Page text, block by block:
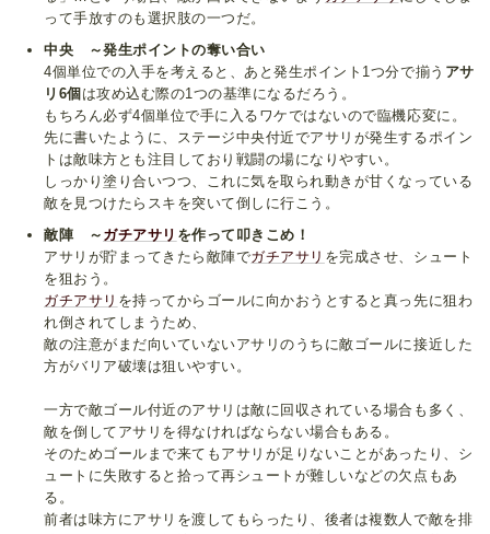
って手放すのも選択肢の一つだ。
中央 ～発生ポイントの奪い合い
4個単位での入手を考えると、あと発生ポイント1つ分で揃う アサ
リ6個 は攻め込む際の1つの基準になるだろう。
もちろん必ず4個単位で手に入るワケではないので臨機応変に。
先に書いたように、ステージ中央付近でアサリが発生するポイン
トは敵味方とも注目しており戦闘の場になりやすい。
しっかり塗り合いつつ、これに気を取られ動きが甘くなっている
敵を見つけたらスキを突いて倒しに行こう。
敵陣 ～ ガチアサリ を作って叩きこめ！
アサリが貯まってきたら敵陣でガチアサリ を完成させ、シュート
を狙おう。
ガチアサリ を持ってからゴールに向かおうとすると真っ先に狙わ
れ倒されてしまうため、
敵の注意がまだ向いていないアサリのうちに敵ゴールに接近した
方がバリア破壊は狙いやすい。
一方で敵ゴール付近のアサリは敵に回収されている場合も多く、
敵を倒してアサリを得なければならない場合もある。
そのためゴールまで来てもアサリが足りないことがあったり、シ
ュートに失敗すると拾って再シュートが難しいなどの欠点もあ
る。
前者は味方にアサリを渡してもらったり、後者は複数人で敵を排